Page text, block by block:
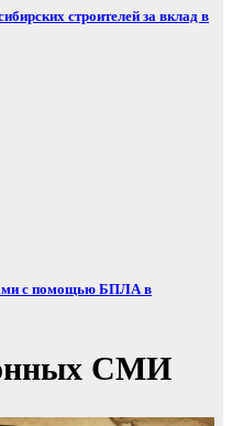
строителей за вклад в
с помощью БПЛА в